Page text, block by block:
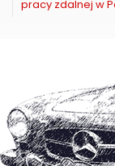
pracy zdalnej w